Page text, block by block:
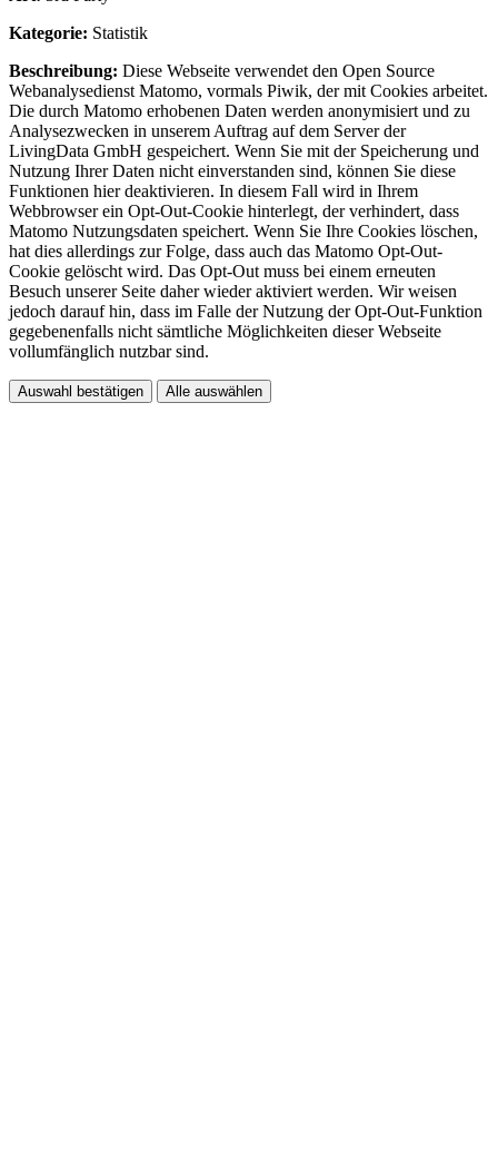
Kategorie: Statistik
Beschreibung: Diese Webseite verwendet den Open Source
Webanalysedienst Matomo, vormals Piwik, der mit Cookies arbeitet.
Die durch Matomo erhobenen Daten werden anonymisiert und zu
Analysezwecken in unserem Auftrag auf dem Server der
LivingData GmbH gespeichert. Wenn Sie mit der Speicherung und
Nutzung Ihrer Daten nicht einverstanden sind, können Sie diese
Funktionen hier deaktivieren. In diesem Fall wird in Ihrem
Webbrowser ein Opt-Out-Cookie hinterlegt, der verhindert, dass
Matomo Nutzungsdaten speichert. Wenn Sie Ihre Cookies löschen,
hat dies allerdings zur Folge, dass auch das Matomo Opt-Out-
Cookie gelöscht wird. Das Opt-Out muss bei einem erneuten
Besuch unserer Seite daher wieder aktiviert werden. Wir weisen
jedoch darauf hin, dass im Falle der Nutzung der Opt-Out-Funktion
gegebenenfalls nicht sämtliche Möglichkeiten dieser Webseite
vollumfänglich nutzbar sind.
Auswahl bestätigen Alle auswählen